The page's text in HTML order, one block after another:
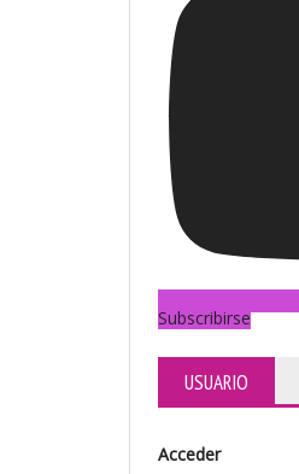
Subscribirse
USUARIO
Acceder